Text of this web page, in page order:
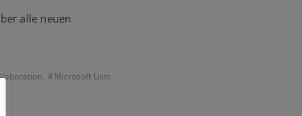
alle neuen
,
Microsoft Lists